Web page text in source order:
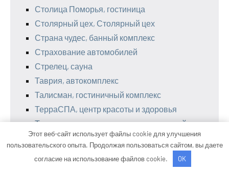
Столица Поморья, гостиница
Столярный цех, Столярный цех
Страна чудес, банный комплекс
Страхование автомобилей
Стрелец, сауна
Таврия, автокомплекс
Талисман, гостиничный комплекс
ТерраСПА, центр красоты и здоровья
Технарь-диагностика, грузовая автомойка
Тимоша, ресторанно-гостиничный комплекс
Товары для дома
Этот веб-сайт использует файлы cookie для улучшения
пользовательского опыта. Продолжая пользоваться сайтом, вы даете
согласие на использование файлов cookie.
OK